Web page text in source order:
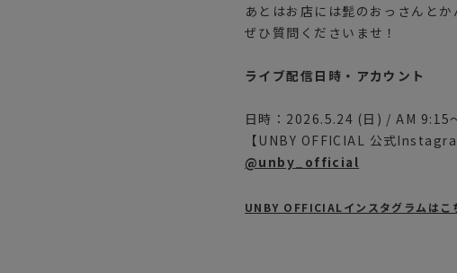
あとはお店には髭のおっさんと
ぜひ質問くださいませ！
ライブ配信日時・アカウント
日時：2026.5.24 (日) / AM 9:15
【UNBY OFFICIAL 公式
@unby_official
UNBY OFFICIALインスタグラムはこ